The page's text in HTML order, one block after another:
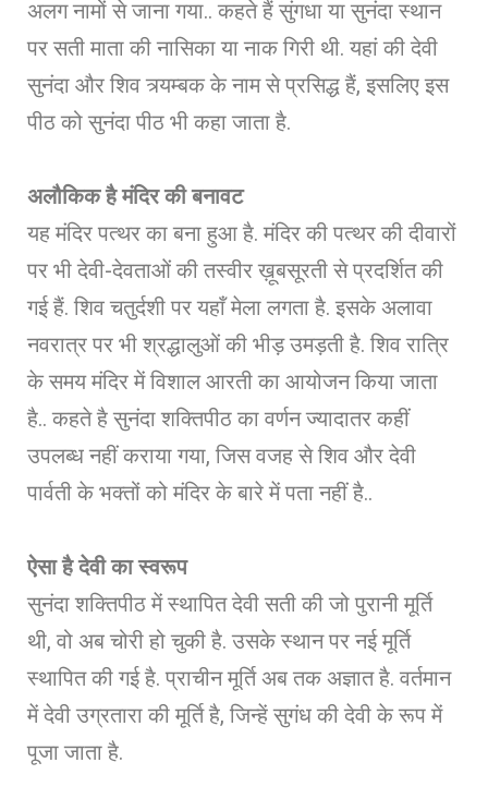
अलग नामों से जाना गया.. कहते हैं सुंगधा या सुनंदा स्थान
पर सती माता की नासिका या नाक गिरी थी. यहां की देवी
सुनंदा और शिव त्र्यम्बक के नाम से प्रसिद्ध हैं, इसलिए इस
पीठ को सुनंदा पीठ भी कहा जाता है.
अलौकिक है मंदिर की बनावट
यह मंदिर पत्थर का बना हुआ है. मंदिर की पत्थर की दीवारों
पर भी देवी-देवताओं की तस्वीर ख़ूबसूरती से प्रदर्शित की
गई हैं. शिव चतुर्दशी पर यहाँ मेला लगता है. इसके अलावा
नवरात्र पर भी श्रद्धालुओं की भीड़ उमड़ती है. शिव रात्रि
के समय मंदिर में विशाल आरती का आयोजन किया जाता
है.. कहते है सुनंदा शक्तिपीठ का वर्णन ज्यादातर कहीं
उपलब्ध नहीं कराया गया, जिस वजह से शिव और देवी
पार्वती के भक्तों को मंदिर के बारे में पता नहीं है..
ऐसा है देवी का स्वरूप
सुनंदा शक्तिपीठ में स्थापित देवी सती की जो पुरानी मूर्ति
थी, वो अब चोरी हो चुकी है. उसके स्थान पर नई मूर्ति
स्थापित की गई है. प्राचीन मूर्ति अब तक अज्ञात है. वर्तमान
में देवी उग्रतारा की मूर्ति है, जिन्हें सुगंध की देवी के रूप में
पूजा जाता है.